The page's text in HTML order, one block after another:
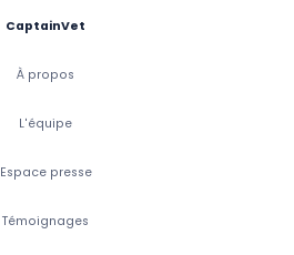
CaptainVet
À propos
L'équipe
Espace presse
Témoignages